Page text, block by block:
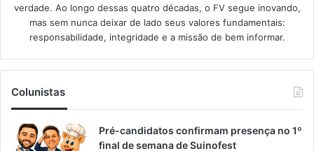
verdade. Ao longo dessas quatro décadas, o FV segue inovando,
mas sem nunca deixar de lado seus valores fundamentais:
responsabilidade, integridade e a missão de bem informar.​
Colunistas
Pré-candidatos confirmam presença no 1º
final de semana de Suinofest